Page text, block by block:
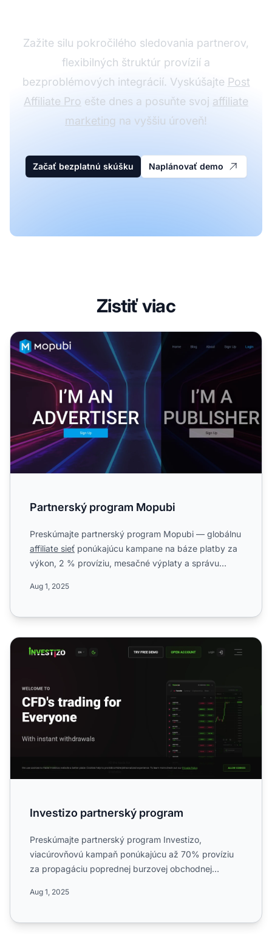
Zažite silu pokročilého sledovania partnerov,
flexibilných štruktúr provízií a
bezproblémových integrácií. Vyskúšajte Post
Affiliate Pro ešte dnes a posuňte svoj affiliate
marketing na vyššiu úroveň!
Začať bezplatnú skúšku Naplánovať demo
Zistiť viac
Partnerský program Mopubi
Partnerský program Mopubi
Preskúmajte partnerský program Mopubi — globálnu
affiliate sieť ponúkajúcu kampane na báze platby za
výkon, 2 % províziu, mesačné výplaty a správu
Aug 1, 2025
Investizo partnerský program
Investizo partnerský program
Preskúmajte partnerský program Investizo,
viacúrovňovú kampaň ponúkajúcu až 70% províziu
za propagáciu poprednej burzovej obchodnej
Aug 1, 2025